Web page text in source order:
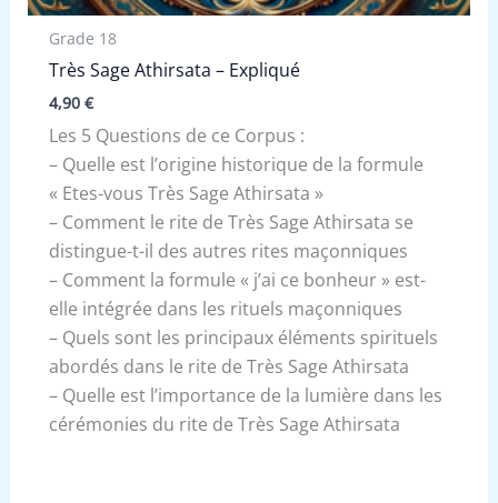
Grade 18
Très Sage Athirsata – Expliqué
4,90 €
Les 5 Questions de ce Corpus :
– Quelle est l’origine historique de la formule
« Etes-vous Très Sage Athirsata »
– Comment le rite de Très Sage Athirsata se
distingue-t-il des autres rites maçonniques
– Comment la formule « j’ai ce bonheur » est-
elle intégrée dans les rituels maçonniques
– Quels sont les principaux éléments spirituels
abordés dans le rite de Très Sage Athirsata
– Quelle est l’importance de la lumière dans les
cérémonies du rite de Très Sage Athirsata